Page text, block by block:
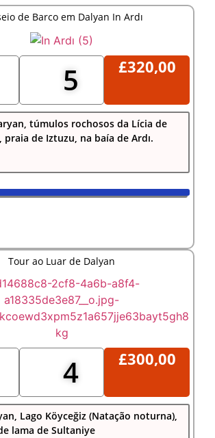
de Barco em Dalyan In Ardı
5 £320,00
túmulos rochosos da Lícia de
praia de Iztuzu, na baía de Ardı.
Tour ao Luar de Dalyan
4 £300,00
Lago Köyceğiz (Natação noturna),
lama de Sultaniye